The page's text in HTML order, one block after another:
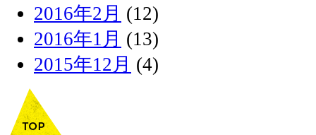
2016年2月 (12)
2016年1月 (13)
2015年12月 (4)